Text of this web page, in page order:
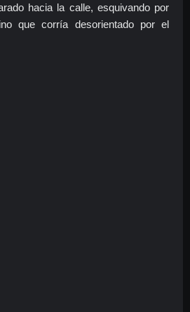
hacia la calle, esquivando por
que corría desorientado por el